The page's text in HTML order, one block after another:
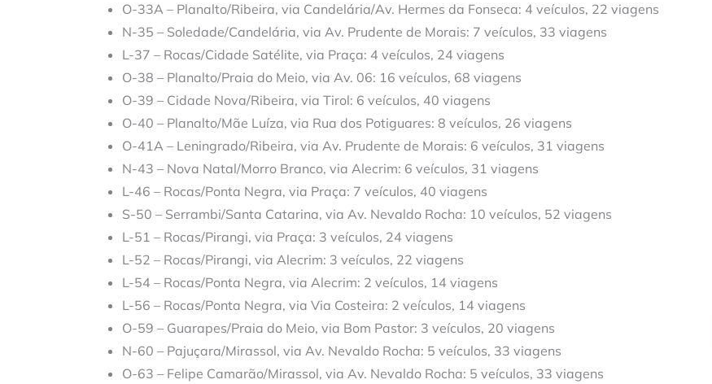
O-33A – Planalto/Ribeira, via Candelária/Av. Hermes da Fonseca: 4 veículos, 22 viagens
N-35 – Soledade/Candelária, via Av. Prudente de Morais: 7 veículos, 33 viagens
L-37 – Rocas/Cidade Satélite, via Praça: 4 veículos, 24 viagens
O-38 – Planalto/Praia do Meio, via Av. 06: 16 veículos, 68 viagens
O-39 – Cidade Nova/Ribeira, via Tirol: 6 veículos, 40 viagens
O-40 – Planalto/Mãe Luíza, via Rua dos Potiguares: 8 veículos, 26 viagens
O-41A – Leningrado/Ribeira, via Av. Prudente de Morais: 6 veículos, 31 viagens
N-43 – Nova Natal/Morro Branco, via Alecrim: 6 veículos, 31 viagens
L-46 – Rocas/Ponta Negra, via Praça: 7 veículos, 40 viagens
S-50 – Serrambi/Santa Catarina, via Av. Nevaldo Rocha: 10 veículos, 52 viagens
L-51 – Rocas/Pirangi, via Praça: 3 veículos, 24 viagens
L-52 – Rocas/Pirangi, via Alecrim: 3 veículos, 22 viagens
L-54 – Rocas/Ponta Negra, via Alecrim: 2 veículos, 14 viagens
L-56 – Rocas/Ponta Negra, via Via Costeira: 2 veículos, 14 viagens
O-59 – Guarapes/Praia do Meio, via Bom Pastor: 3 veículos, 20 viagens
N-60 – Pajuçara/Mirassol, via Av. Nevaldo Rocha: 5 veículos, 33 viagens
O-63 – Felipe Camarão/Mirassol, via Av. Nevaldo Rocha: 5 veículos, 33 viagens